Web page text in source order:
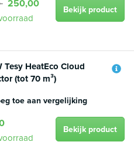
250,00 Bekijk product
Tesy HeatEco Cloud
(tot 70 m³)
toe aan vergelijking
Bekijk product